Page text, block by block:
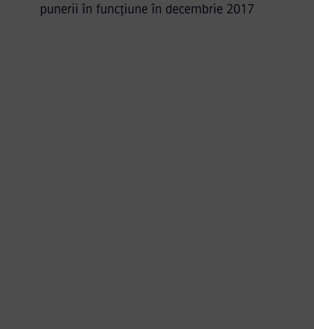
punerii în funcțiune în decembrie 2017